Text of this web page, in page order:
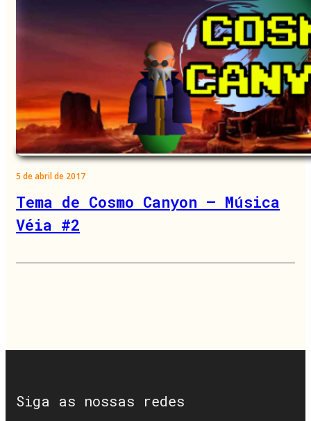
5 de abril de 2017
Tema de Cosmo Canyon – Música
Véia #2
Siga as nossas redes